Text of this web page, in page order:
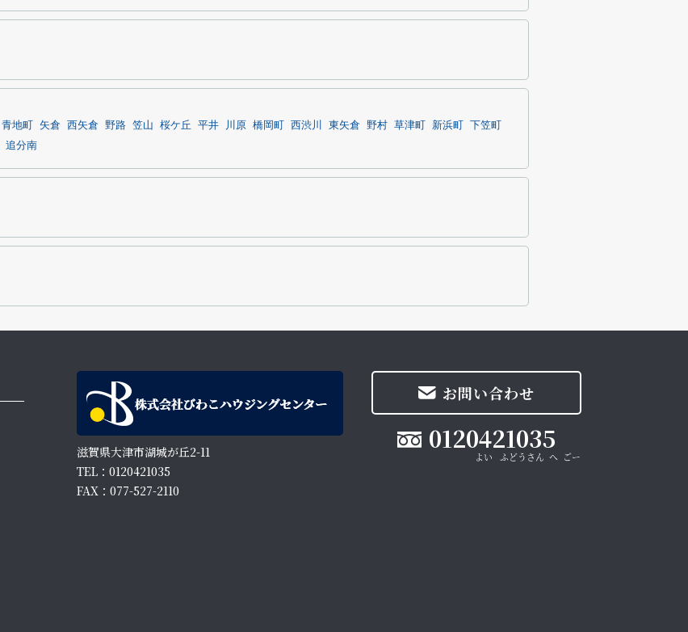
青地町 矢倉 西矢倉 野路 笠山 桜ケ丘 平井 川原 橋岡町 西渋川 東矢倉 野村 草津町 新浜町
下笠町
追分南
滋賀県大津市湖城が丘2-11
TEL：0120421035
FAX：077-527-2110
お問い合わせ
0120421035